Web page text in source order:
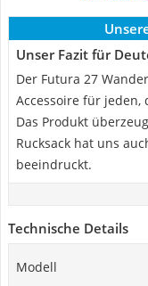
Unser Fazit für
Der Futura 27
Accessoire für
Das Produkt
Rucksack hat uns
beeindruckt.
Technische Details
Modell